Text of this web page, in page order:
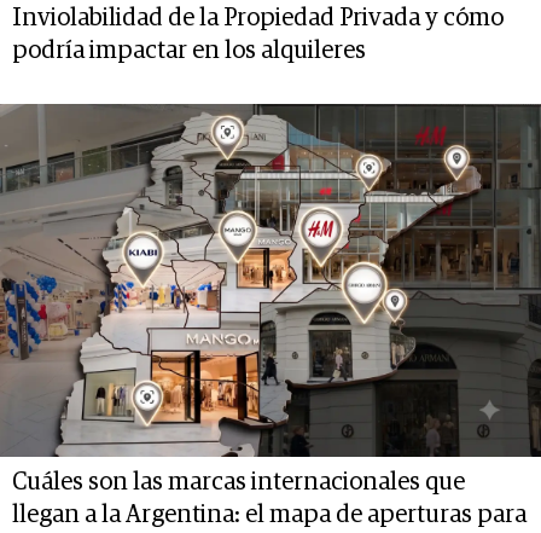
Inviolabilidad de la Propiedad Privada y cómo
podría impactar en los alquileres
Cuáles son las marcas internacionales que
llegan a la Argentina: el mapa de aperturas para